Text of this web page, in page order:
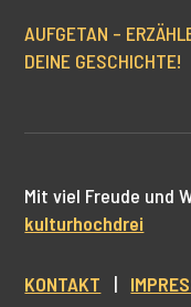
AUFGETAN –
DEINE GESCHICHTE!
Mit viel Freude und
kulturhochdrei
KONTAKT |